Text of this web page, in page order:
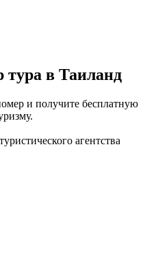
тура в Таиланд
и получите бесплатную
агентства